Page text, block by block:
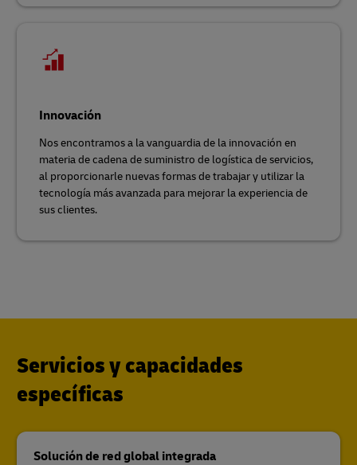
Innovación
Nos encontramos a la vanguardia de la innovación en
materia de cadena de suministro de logística de servicios,
al proporcionarle nuevas formas de trabajar y utilizar la
tecnología más avanzada para mejorar la experiencia de
sus clientes.
Servicios y capacidades
específicas
Solución de red global integrada